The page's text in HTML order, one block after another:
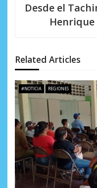
ó
n
d
e
e
n
t
r
Desde el
Related Articles
#NOTICIA REGIONES